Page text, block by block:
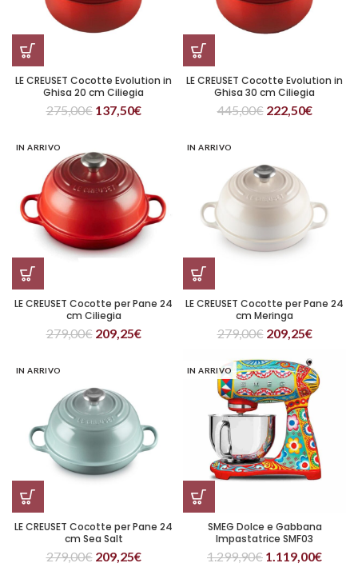
LE CREUSET Cocotte Evolution in
Ghisa 20 cm Ciliegia
275,00€ 137,50€
LE CREUSET Cocotte Evolution in
Ghisa 30 cm Ciliegia
445,00€ 222,50€
IN ARRIVO
LE CREUSET Cocotte per Pane 24
cm Ciliegia
279,00€ 209,25€
IN ARRIVO
LE CREUSET Cocotte per Pane 24
cm Meringa
279,00€ 209,25€
IN ARRIVO
LE CREUSET Cocotte per Pane 24
cm Sea Salt
279,00€ 209,25€
IN ARRIVO
SMEG Dolce e Gabbana
Impastatrice SMF03
1.299,90€ 1.119,00€